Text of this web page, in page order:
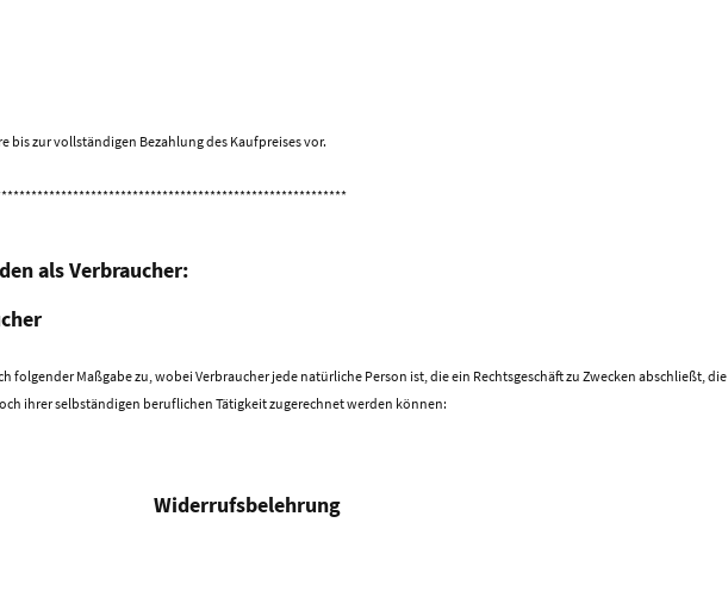
bis zur vollständigen Bezahlung des Kaufpreises vor.
als Verbraucher:
folgender Maßgabe zu, wobei Verbraucher jede natürliche Person ist, die ein Rechtsgeschäft zu Zwecken abschließt, die
ihrer selbständigen beruflichen Tätigkeit zugerechnet werden können:
Widerrufsbelehrung